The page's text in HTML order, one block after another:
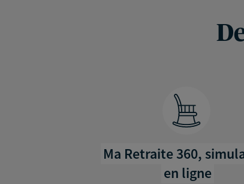
Ma Retraite 360,
en ligne